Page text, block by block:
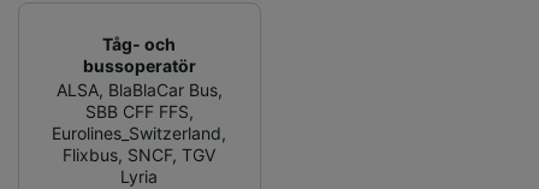
Tåg- och
bussoperatör
ALSA, BlaBlaCar Bus,
SBB CFF FFS,
Eurolines_Switzerland,
Flixbus, SNCF,TGV
Lyria